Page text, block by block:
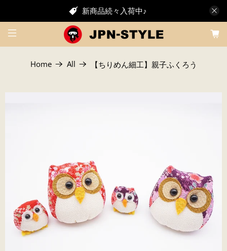
新商品続々入荷中♪
Home All 【ちりめん細工】親子ふくろう